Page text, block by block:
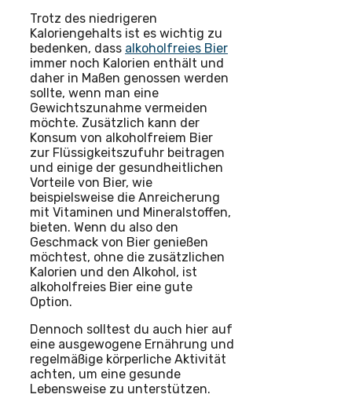
Trotz des niedrigeren
Kaloriengehalts ist es wichtig zu
bedenken, dass alkoholfreies Bier
immer noch Kalorien enthält und
daher in Maßen genossen werden
sollte, wenn man eine
Gewichtszunahme vermeiden
möchte. Zusätzlich kann der
Konsum von alkoholfreiem Bier
zur Flüssigkeitszufuhr beitragen
und einige der gesundheitlichen
Vorteile von Bier, wie
beispielsweise die Anreicherung
mit Vitaminen und Mineralstoffen,
bieten. Wenn du also den
Geschmack von Bier genießen
möchtest, ohne die zusätzlichen
Kalorien und den Alkohol, ist
alkoholfreies Bier eine gute
Option.
Dennoch solltest du auch hier auf
eine ausgewogene Ernährung und
regelmäßige körperliche Aktivität
achten, um eine gesunde
Lebensweise zu unterstützen.